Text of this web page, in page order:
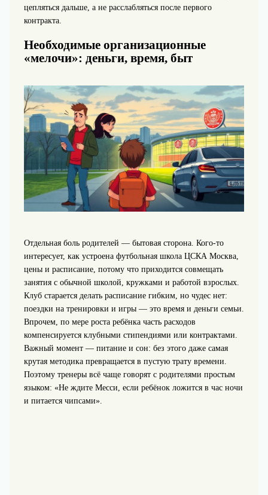
цепляться дальше, а не расслабляться после первого
контракта.
Необходимые организационные
«мелочи»: деньги, время, быт
Отдельная боль родителей — бытовая сторона. Кого‑то
интересует, как устроена футбольная школа ЦСКА Москва,
цены и расписание, потому что приходится совмещать
занятия с обычной школой, кружками и работой взрослых.
Клуб старается делать расписание гибким, но чудес нет:
поездки на тренировки и игры — это время и деньги семьи.
Впрочем, по мере роста ребёнка часть расходов
компенсируется клубными стипендиями или контрактами.
Важный момент — питание и сон: без этого даже самая
крутая методика превращается в пустую трату времени.
Поэтому тренеры всё чаще говорят с родителями простым
языком: «Не ждите Месси, если ребёнок ложится в час ночи
и питается чипсами».